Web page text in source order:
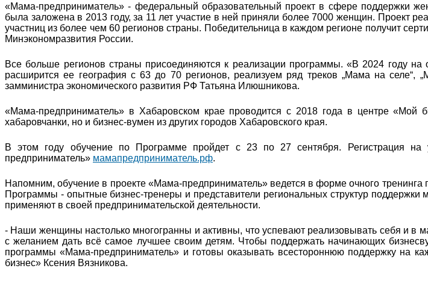
«Мама-предприниматель» - федеральный образовательный проект в сфере поддержки
была заложена в 2013 году, за 11 лет участие в ней приняли более 7000 женщин. Проект
участниц из более чем 60 регионов страны. Победительница в каждом регионе получит
Минэкономразвития России.
Все больше регионов страны присоединяются к реализации программы. «В 2024 году
расширится ее география с 63 до 70 регионов, реализуем ряд треков „Мама на селе“,
замминистра экономического развития РФ Татьяна Илюшникова.
«Мама-предприниматель» в Хабаровском крае проводится с 2018 года в центре «Мой
хабаровчанки, но и бизнес-вумен из других городов Хабаровского края.
В этом году обучение по Программе пройдет с 23 по 27 сентября. Регистрация
предприниматель» мамапредприниматель.рф.
Напомним, обучение в проекте «Мама-предприниматель» ведется в форме очного
Программы - опытные бизнес-тренеры и представители региональных структур
применяют в своей предпринимательской деятельности.
- Наши женщины настолько многогранны и активны, что успевают реализовывать себя и в
с желанием дать всё самое лучшее своим детям. Чтобы поддержать начинающих
программы «Мама-предприниматель» и готовы оказывать всестороннюю поддержку на
бизнес» Ксения Вязникова.